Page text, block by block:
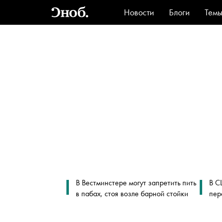
Новости Блоги
Темы
Стиль
В Вестминстере могут запретить пить
в пабах, стоя возле барной стойки
В